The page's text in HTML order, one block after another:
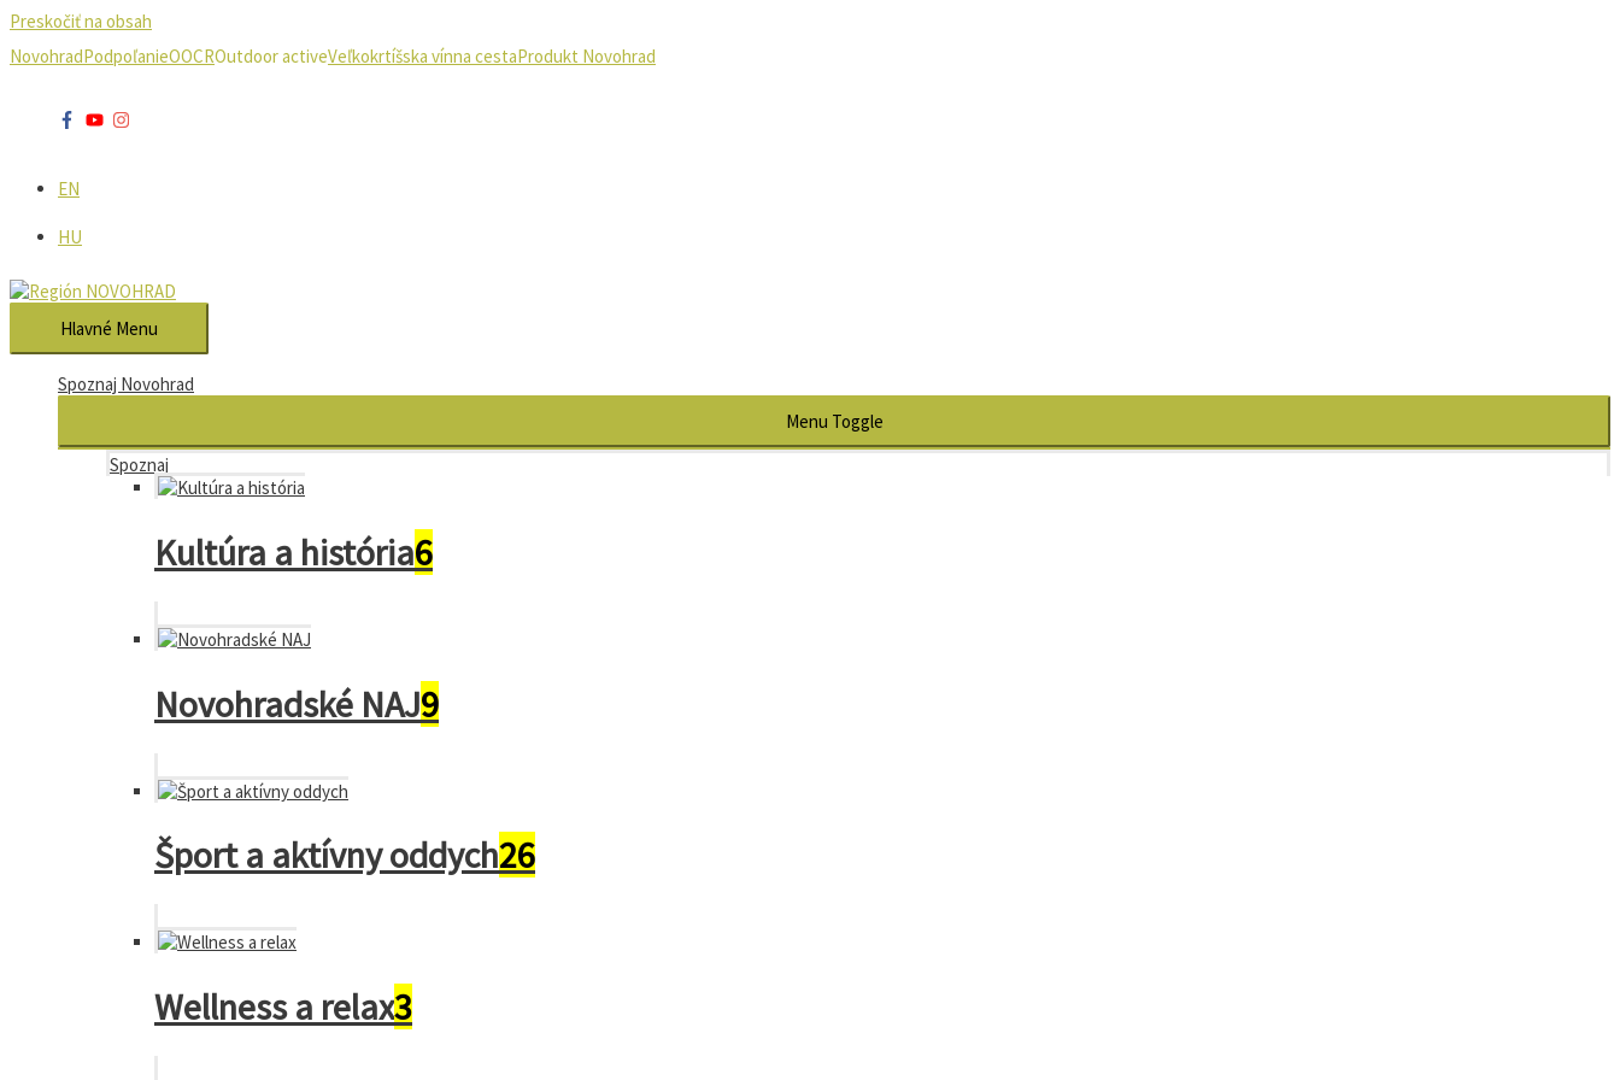
Preskočiť na obsah
NovohradPodpoľanieOOCROutdoor activeVeľkokrtíšska vínna cestaProdukt Novohrad
EN
HU
Hlavné Menu
Spoznaj Novohrad
Menu Toggle
Spoznaj
Kultúra a história6
Novohradské NAJ9
Šport a aktívny oddych26
Wellness a relax3